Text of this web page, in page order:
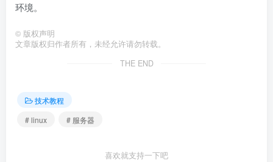
环境。
© 版权声明
文章版权归作者所有，未经允许请勿转载。
THE END
技术教程
# linux
# 服务器
喜欢就支持一下吧